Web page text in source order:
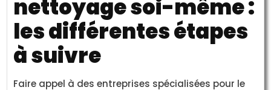
nettoyage soi-même :
les différentes étapes
à suivre
Faire appel à des entreprises spécialisées pour le